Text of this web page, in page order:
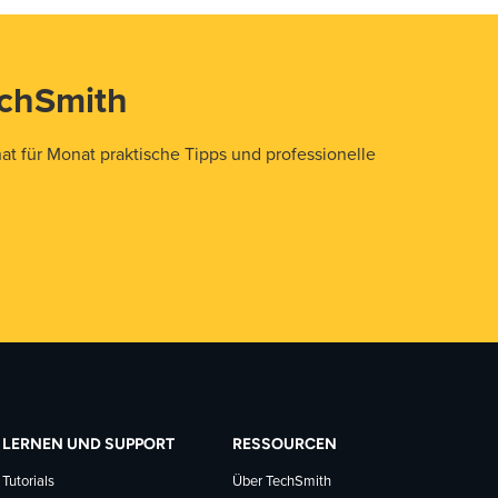
für Monat praktische Tipps und professionelle
LERNEN UND SUPPORT
Tutorials
RESSOURCEN
Über TechSmith